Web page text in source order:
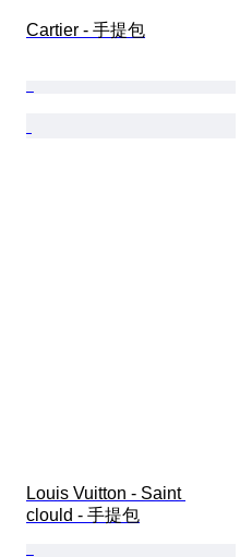
Cartier - 手提包
Louis Vuitton - Saint
clould - 手提包